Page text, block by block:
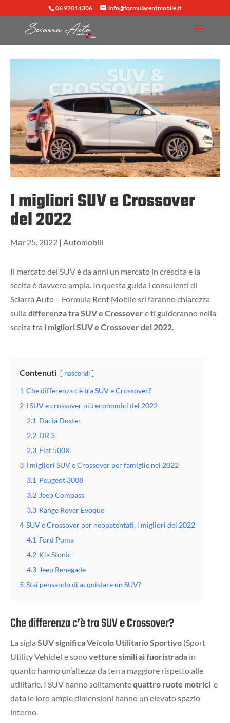
06 92014306 info@formularentmobile.it
I migliori SUV e Crossover
del 2022
Mar 25, 2022 | Automobili
Il mercato dei SUV è da anni un mercato in crescita e la
scelta è davvero ampia. In questa guida i consulenti di
Sciarra Auto – Formula Rent Mobile srl faranno chiarezza
sulla differenza tra SUV e Crossovere ti guideranno nella
scelta tra i migliori SUV e Crossover del 2022
Contenuti nascondi
1 Che differenza c’è tra SUV e Crossover?
2 I SUV e crossover più economici del 2022
2.1 Dacia Duster
2.2 DR 3
2.3 Fiat 500X
3 I migliori SUV e Crossover per famiglie nel 2022
3.1 Peugeot 3008
3.2 Jeep Compass
3.3 Range Rover Evoque
4 SUV e Crossover per neopatentati, i migliori del 2022
4.1 Ford Puma
4.2 Kia Stonic
4.3 Jeep Renegade
5 Stai pensando di acquistare un SUV?
Che differenza c’è tra SUV e Crossover?
La sigla SUV significa Veicolo Utilitario Sportivo (Sport
Utility Vehicle) e sonovetture simili ai fuoristrada in
quanto hanno un’altezza da terra maggiore rispetto alle
utilitarie. I SUV hanno solitamentequattro ruote motrici e
data le loro ampie dimensioni hanno un elevato spazio
interno.